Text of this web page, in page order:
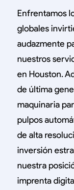
Enfrentamos
globales
audazmente
nuestros
en Houston.
de última
maquinaria
pulpos
de alta
inversión
nuestra
imprenta